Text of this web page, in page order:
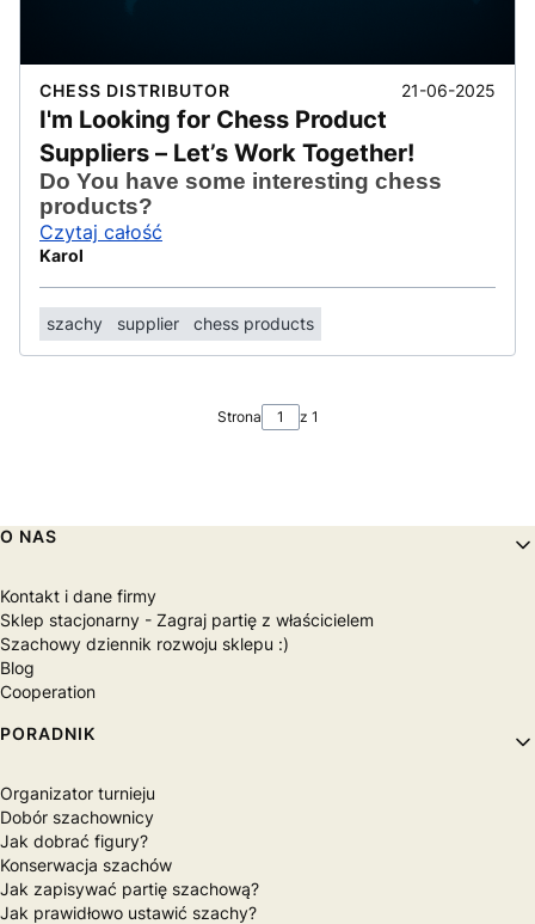
CHESS DISTRIBUTOR 21-06-2025
I'm Looking for Chess Product
Suppliers – Let’s Work Together!
Do You have some interesting chess
products?
Czytaj całość
Karol
szachy supplier chess products
Strona z 1
Linki w stopce
O NAS
Kontakt i dane firmy
Sklep stacjonarny - Zagraj partię z właścicielem
Szachowy dziennik rozwoju sklepu :)
Blog
Cooperation
PORADNIK
Organizator turnieju
Dobór szachownicy
Jak dobrać figury?
Konserwacja szachów
Jak zapisywać partię szachową?
Jak prawidłowo ustawić szachy?